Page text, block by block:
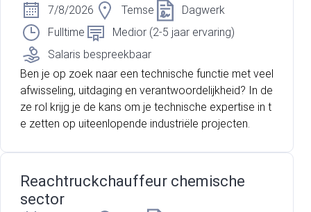
7/8/2026 Temse
Dagwerk
Fulltime
Medior (2-5 jaar ervaring)
Salaris bespreekbaar
Ben je op zoek naar een technische functie met veel
afwisseling, uitdaging en verantwoordelijkheid? In de
ze rol krijg je de kans om je technische expertise in t
e zetten op uiteenlopende industriële projecten.
Reachtruckchauffeur chemische
sector